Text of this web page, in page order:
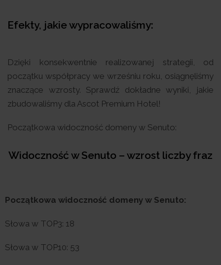
Efekty, jakie wypracowaliśmy:
Dzięki konsekwentnie realizowanej strategii, od
początku współpracy we wrześniu roku, osiągnęliśmy
znaczące wzrosty. Sprawdź dokładne wyniki, jakie
zbudowaliśmy dla Ascot Premium Hotel!
Początkowa widoczność domeny w Senuto:
Widoczność w Senuto – wzrost liczby fraz
Początkowa widoczność domeny w Senuto:
Słowa w TOP3: 18
Słowa w TOP10: 53